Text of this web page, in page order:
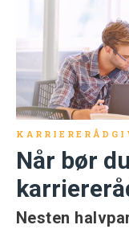
Når bør
Nesten